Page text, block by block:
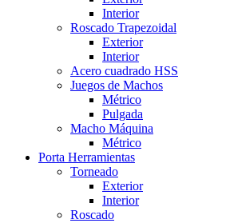
Interior
Roscado Trapezoidal
Exterior
Interior
Acero cuadrado HSS
Juegos de Machos
Métrico
Pulgada
Macho Máquina
Métrico
Porta Herramientas
Torneado
Exterior
Interior
Roscado